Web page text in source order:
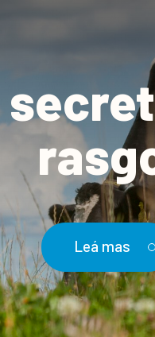
Leá mas